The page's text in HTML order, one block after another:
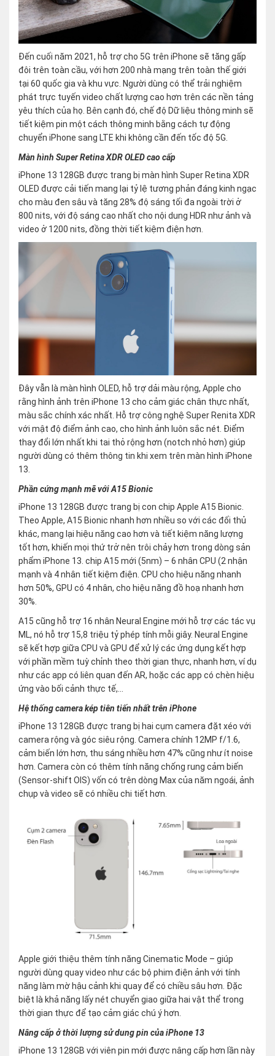
Đến cuối năm 2021, hỗ trợ cho 5G trên iPhone sẽ tăng gấp
đôi trên toàn cầu, với hơn 200 nhà mạng trên toàn thế giới
tại 60 quốc gia và khu vực. Người dùng có thể trải nghiệm
phát trực tuyến video chất lượng cao hơn trên các nền tảng
yêu thích của họ. Bên cạnh đó, chế độ Dữ liệu thông minh sẽ
tiết kiệm pin một cách thông minh bằng cách tự động
chuyển iPhone sang LTE khi không cần đến tốc độ 5G.
Màn hình Super Retina XDR OLED cao cấp
iPhone 13 128GB được trang bị màn hình Super Retina XDR
OLED được cải tiến mang lại tỷ lệ tương phản đáng kinh ngạc
cho màu đen sâu và tăng 28% độ sáng tối đa ngoài trời ở
800 nits, với độ sáng cao nhất cho nội dung HDR như ảnh và
video ở 1200 nits, đồng thời tiết kiệm điện hơn.
Đây vẫn là màn hình OLED, hỗ trợ dải màu rộng, Apple cho
rằng hình ảnh trên iPhone 13 cho cảm giác chân thực nhất,
màu sắc chính xác nhất. Hỗ trợ công nghệ Super Renita XDR
với mật độ điểm ảnh cao, cho hình ảnh luôn sắc nét. Điểm
thay đổi lớn nhất khi tai thỏ rộng hơn (notch nhỏ hơn) giúp
người dùng có thêm thông tin khi xem trên màn hình iPhone
13.
Phần cứng mạnh mẽ với A15 Bionic
iPhone 13 128GB được trang bị con chip Apple A15 Bionic.
Theo Apple, A15 Bionic nhanh hơn nhiều so với các đối thủ
khác, mang lại hiệu năng cao hơn và tiết kiệm năng lượng
tốt hơn, khiến mọi thứ trở nên trôi chảy hơn trong dòng sản
phẩm iPhone 13. chip A15 mới (5nm) – 6 nhân CPU (2 nhận
mạnh và 4 nhân tiết kiệm điện. CPU cho hiệu năng nhanh
hơn 50%, GPU có 4 nhân, cho hiệu năng đồ hoạ nhanh hơn
30%.
A15 cũng hỗ trợ 16 nhân Neural Engine mới hỗ trợ các tác vụ
ML, nó hỗ trợ 15,8 triệu tỷ phép tính mỗi giây. Neural Engine
sẽ kết hợp giữa CPU và GPU để xử lý các ứng dụng kết hợp
với phần mềm tuỳ chỉnh theo thời gian thực, nhanh hơn, ví dụ
như các app có liên quan đến AR, hoặc các app có chèn hiệu
ứng vào bối cảnh thực tế,…
Hệ thống camera kép tiên tiến nhất trên iPhone
iPhone 13 128GB được trang bị hai cụm camera đặt xéo với
camera rộng và góc siêu rộng. Camera chính 12MP f/1.6,
cảm biến lớn hơn, thu sáng nhiều hơn 47% cũng như ít noise
hơn. Camera còn có thêm tính năng chống rung cảm biến
(Sensor-shift OIS) vốn có trên dòng Max của năm ngoái, ảnh
chụp và video sẽ có nhiều chi tiết hơn.
Apple giới thiệu thêm tính năng Cinematic Mode – giúp
người dùng quay video như các bộ phim điện ảnh với tính
năng làm mờ hậu cảnh khi quay để có chiều sâu hơn. Đặc
biệt là khả năng lấy nét chuyển giao giữa hai vật thể trong
thời gian thực để tạo cảm giác chú ý hơn.
Nâng cấp ở thời lượng sử dung pin của iPhone 13
iPhone 13 128GB với viên pin mới được nâng cấp hơn lần này